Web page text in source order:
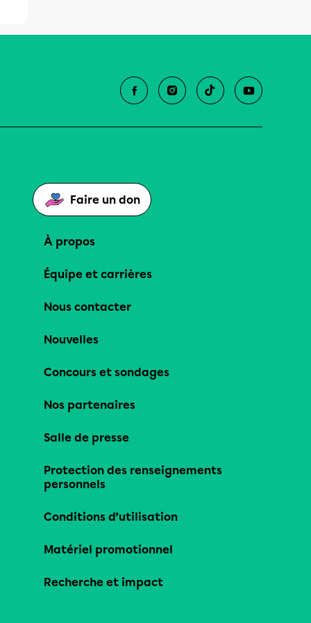
Faire un don
À propos
Équipe et carrières
Nous contacter
Nouvelles
Concours et sondages
Nos partenaires
Salle de presse
Protection des renseignements
personnels
Conditions d’utilisation
Matériel promotionnel
Recherche et impact